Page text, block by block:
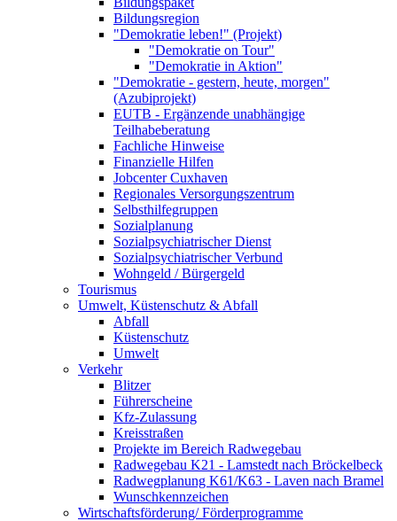
Bildungsregion
"Demokratie leben!" (Projekt)
"Demokratie on Tour"
"Demokratie in Aktion"
"Demokratie - gestern, heute, morgen"
(Azubiprojekt)
EUTB - Ergänzende unabhängige
Teilhabeberatung
Fachliche Hinweise
Finanzielle Hilfen
Jobcenter Cuxhaven
Regionales Versorgungszentrum
Selbsthilfegruppen
Sozialplanung
Sozialpsychiatrischer Dienst
Sozialpsychiatrischer Verbund
Wohngeld / Bürgergeld
Tourismus
Umwelt, Küstenschutz & Abfall
Abfall
Küstenschutz
Umwelt
Verkehr
Blitzer
Führerscheine
Kfz-Zulassung
Kreisstraßen
Projekte im Bereich Radwegebau
Radwegebau K21 - Lamstedt nach Bröckelbeck
Radwegplanung K61/K63 - Laven nach Bramel
Wunschkennzeichen
Wirtschaftsförderung/ Förderprogramme